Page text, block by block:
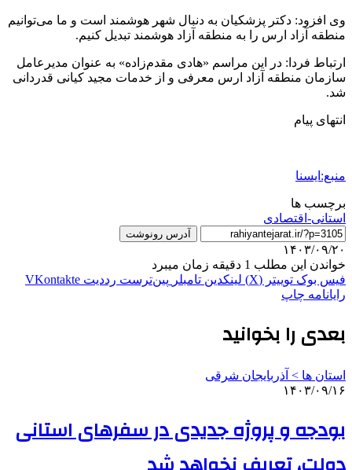
وی افزود: دکتر پزشکیان به دنبال شهر هوشمند است و ما می‌توانیم
منطقه آزاد ارس را به منطقه آزاد هوشمند تبدیل کنیم.
ارتباط فردا: در این مراسم «هادی مقدم‌زاده» به عنوان مدیرعامل
سازمان منطقه آزاد ارس معرفی و از خدمات مجید کیانی قدردانی
شد.
انتهای پیام
منبع:ایسنا
برچسب ها
استانی-اقتصادی
آدرس رونوشت
۱۴۰۳/۰۹/۲۰
خواندن این مطلب 1 دقیقه زمان میبرد
فیس بوک توییتر (X) لینکدین ‫تامبلر ‫پین‌ترست ‫رددیت ‫VKontakte
رایانامه چاپ
بعدی را بخوانید
استان ها > آذربایجان شرقی
۱۴۰۳/۰۹/۱۶
بودجه و پروژه جدیدی در سفرهای استانی